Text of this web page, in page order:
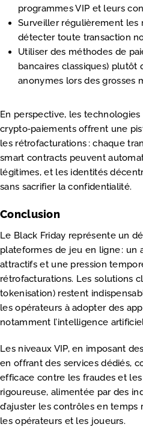
programmes VIP et leurs
Surveiller régulièrement les
détecter toute transaction
Utiliser des méthodes de
bancaires classiques) plutôt
anonymes lors des grosses
En perspective, les
crypto‑paiements offrent une
les rétrofacturations : chaque
smart contracts peuvent
légitimes, et les identités
sans sacrifier la confidentialité.
Conclusion
Le Black Friday représente un
plateformes de jeu en ligne : un
attractifs et une pression
rétrofacturations. Les solutions
tokenisation) restent
les opérateurs à adopter des
notamment l’intelligence
Les niveaux VIP, en imposant
en offrant des services dédiés,
efficace contre les fraudes et
rigoureuse, alimentée par des
d’ajuster les contrôles en
les opérateurs et les joueurs.